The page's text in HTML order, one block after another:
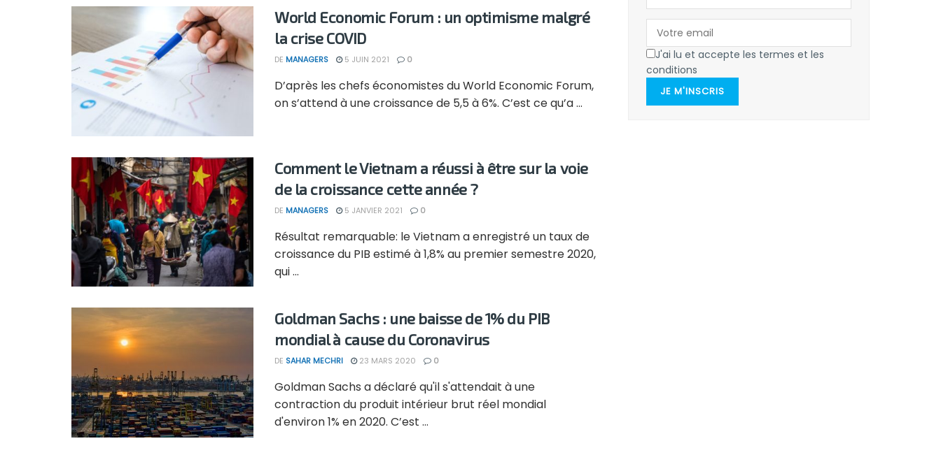
World Economic Forum : un optimisme malgré
la crise COVID
DE MANAGERS 5 JUIN 2021 0
D’après les chefs économistes du World Economic Forum,
on s’attend à une croissance de 5,5 à 6%. C’est ce qu’a ...
Comment le Vietnam a réussi à être sur la voie
de la croissance cette année ?
DE MANAGERS 5 JANVIER 2021 0
Résultat remarquable: le Vietnam a enregistré un taux de
croissance du PIB estimé à 1,8% au premier semestre 2020,
qui ...
Goldman Sachs : une baisse de 1% du PIB
mondial à cause du Coronavirus
DE SAHAR MECHRI 23 MARS 2020 0
Goldman Sachs a déclaré qu'il s'attendait à une
contraction du produit intérieur brut réel mondial
d'environ 1% en 2020. C’est ...
J'ai lu et accepte les termes et les
conditions
JE M'INSCRIS